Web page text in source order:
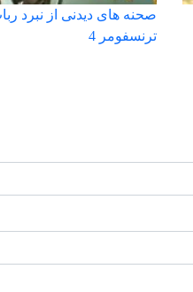
صحنه های دیدنی از نبرد
ترنسفومر 4